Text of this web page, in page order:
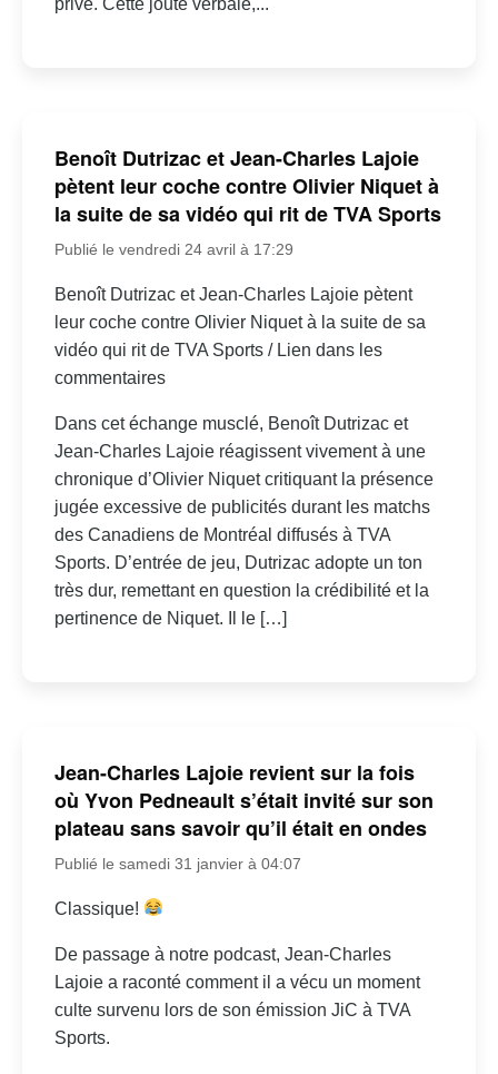
privé. Cette joute verbale,...
Benoît Dutrizac et Jean-Charles Lajoie
pètent leur coche contre Olivier Niquet à
la suite de sa vidéo qui rit de TVA Sports
Publié le vendredi 24 avril à 17:29
Benoît Dutrizac et Jean-Charles Lajoie pètent
leur coche contre Olivier Niquet à la suite de sa
vidéo qui rit de TVA Sports / Lien dans les
commentaires
Dans cet échange musclé, Benoît Dutrizac et
Jean-Charles Lajoie réagissent vivement à une
chronique d’Olivier Niquet critiquant la présence
jugée excessive de publicités durant les matchs
des Canadiens de Montréal diffusés à TVA
Sports. D’entrée de jeu, Dutrizac adopte un ton
très dur, remettant en question la crédibilité et la
pertinence de Niquet. Il le […]
Jean-Charles Lajoie revient sur la fois
où Yvon Pedneault s’était invité sur son
plateau sans savoir qu’il était en ondes
Publié le samedi 31 janvier à 04:07
Classique!
De passage à notre podcast, Jean-Charles
Lajoie a raconté comment il a vécu un moment
culte survenu lors de son émission JiC à TVA
Sports.